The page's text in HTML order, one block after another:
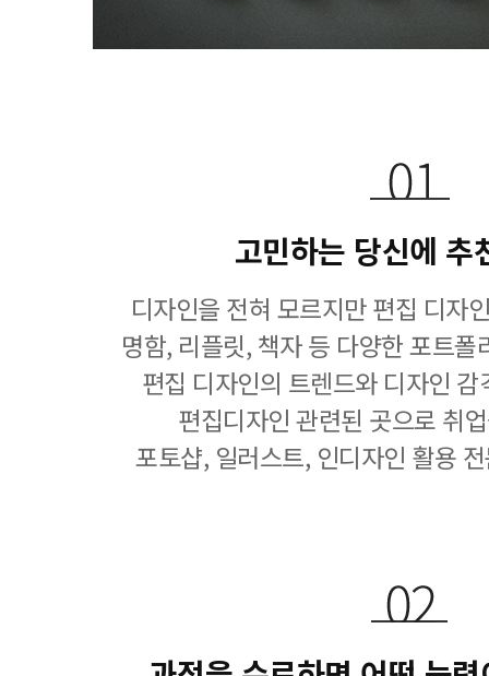
고민하는 당신에 추
디자인을 전혀 모르지만 편집 디자
명함, 리플릿, 책자 등 다양한 포트
편집 디자인의 트렌드와 디자인
편집디자인 관련된 곳으로 취
포토샵, 일러스트, 인디자인 활용